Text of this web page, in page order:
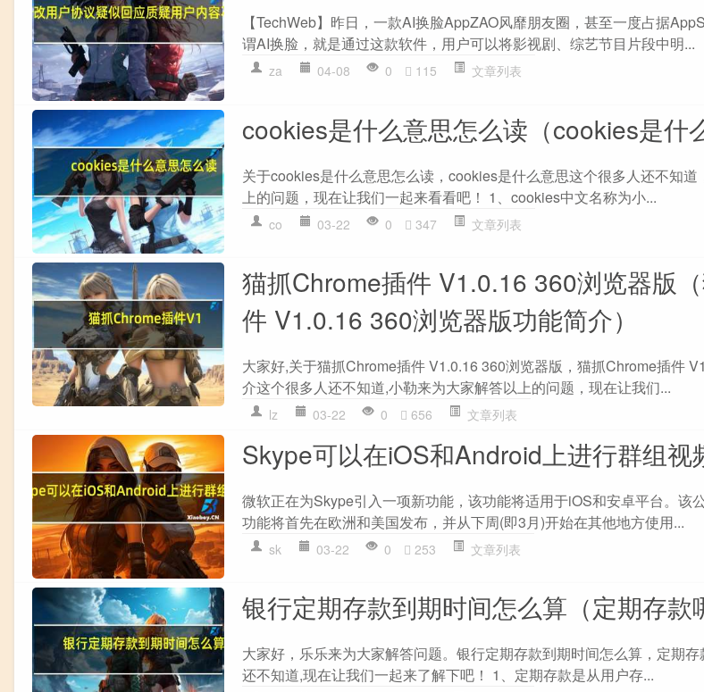
【TechWeb】昨日，一款AI换脸AppZAO风靡朋友圈，甚至一度占据
谓AI换脸，就是通过这款软件，用户可以将影视剧、综艺节目片段中明...
za 04-08 0 115 文章列表
cookies是什么意思怎么读（cookies是什
关于cookies是什么意思怎么读，cookies是什么意思这个很多人还不知
上的问题，现在让我们一起来看看吧！ 1、cookies中文名称为小...
co 03-22 0 347 文章列表
猫抓Chrome插件 V1.0.16 360浏览器版
件 V1.0.16 360浏览器版功能简介）
大家好,关于猫抓Chrome插件 V1.0.16 360浏览器版，猫抓Chrome插件
介这个很多人还不知道,小勒来为大家解答以上的问题，现在让我们...
lz 03-22 0 656 文章列表
Skype可以在iOS和Android上进行群组视
微软正在为Skype引入一项新功能，该功能将适用于iOS和安卓平台。该
功能将首先在欧洲和美国发布，并从下周(即3月)开始在其他地方使用...
sk 03-22 0 253 文章列表
银行定期存款到期时间怎么算（定期存款
大家好，乐乐来为大家解答问题。银行定期存款到期时间怎么算，定期
还不知道,现在让我们一起来了解下吧！ 1、定期存款是从用户存...